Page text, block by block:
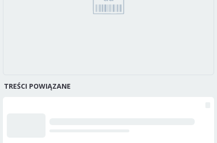
TREŚCI POWIĄZANE